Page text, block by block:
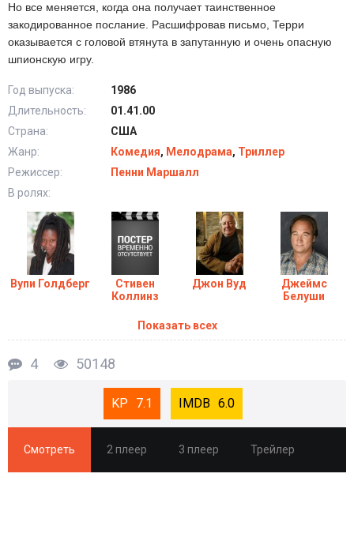
Но все меняется, когда она получает таинственное
закодированное послание. Расшифровав письмо, Терри
оказывается с головой втянута в запутанную и очень опасную
шпионскую игру.
Год выпуска:
1986
Длительность:
01.41.00
Страна:
США
Жанр:
Комедия, Мелодрама, Триллер
Режиссер:
Пенни Маршалл
В ролях:
Вупи Голдберг
Стивен
Коллинз
Джон Вуд
Джеймс
Белуши
Показать всех
4 50148
7.1 6.0
Смотреть 2 плеер 3 плеер Трейлер